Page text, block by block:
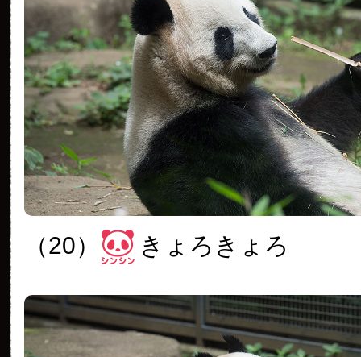
（20） きょろきょろ